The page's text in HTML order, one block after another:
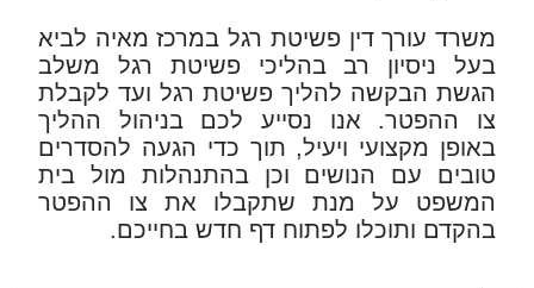
משרד עורך דין פשיטת רגל במרכז מאיה לביא
בעל ניסיון רב בהליכי פשיטת רגל משלב
הגשת הבקשה להליך פשיטת רגל ועד לקבלת
צו ההפטר. אנו נסייע לכם בניהול ההליך
באופן מקצועי ויעיל, תוך כדי הגעה להסדרים
טובים עם הנושים וכן בהתנהלות מול בית
המשפט על מנת שתקבלו את צו ההפטר
בהקדם ותוכלו לפתוח דף חדש בחייכם.